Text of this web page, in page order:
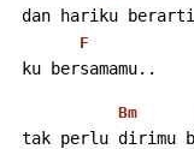
dan hariku
F
ku bersamamu..
Bm
tak perlu dirimu